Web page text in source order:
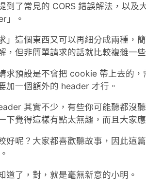
到了常見的 CORS 錯誤解法，以及
」。
」這個東西又可以再細分成兩種，
，但非簡單請求的話就比較複雜一些
求預設是不會把 cookie 帶上去的
加一個額外的 header 才行。
其實不少，有些你可能聽都沒
下覺得這樣有點太無趣，而且大家
好呢？大家都喜歡聽故事，因此這
道了，對，就是毫無新意的小明。